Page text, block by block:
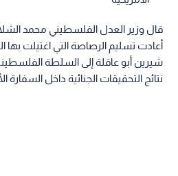
قال وزير العدل الفلسطيني محمد
أعادت تسليم الرصاصة التي اغتيلت بها
شيرين أبو عاقلة إلى السلطة
نتائج التحقيقات الجنائية داخل السفارة